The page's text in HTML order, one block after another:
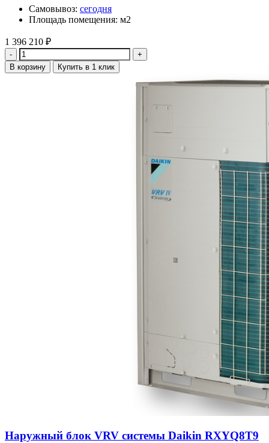
Самовывоз: сегодня
Площадь помещения: м2
1 396 210 ₽
Количество
В корзину Купить в 1 клик
Наружный блок VRV системы Daikin RXYQ8T9